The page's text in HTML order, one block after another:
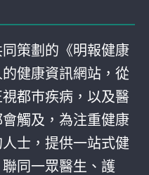
策劃的《明報健康
健康資訊網站，從
都巿疾病，以及醫
觸及，為注重健康
士，提供一站式健
同一眾醫生、護